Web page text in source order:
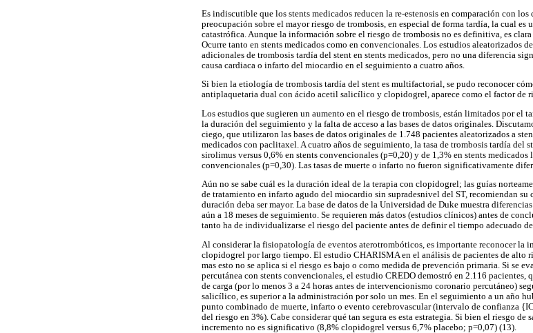
Es indiscutible que los stents medicados reducen la re-estenosis en comparación con
preocupación sobre el mayor riesgo de trombosis, en especial de forma tardía, la cual
catastrófica. Aunque la información sobre el riesgo de trombosis no es definitiva, es
Ocurre tanto en stents medicados como en convencionales. Los estudios aleatorizados
adicionales de trombosis tardía del stent en stents medicados, pero no una diferencia
causa cardiaca o infarto del miocardio en el seguimiento a cuatro años.
Si bien la etiología de trombosis tardía del stent es multifactorial, se pudo reconocer
antiplaquetaria dual con ácido acetil salicílico y clopidogrel, aparece como el factor de
Los estudios que sugieren un aumento en el riesgo de trombosis, están limitados por el
la duración del seguimiento y la falta de acceso a las bases de datos originales.
ciego, que utilizaron las bases de datos originales de 1.748 pacientes aleatorizados a
medicados con paclitaxel. A cuatro años de seguimiento, la tasa de trombosis tardía del
sirolimus versus 0,6% en stents convencionales (p=0,20) y de 1,3% en stents
convencionales (p=0,30). Las tasas de muerte o infarto no fueron significativamente
Aún no se sabe cuál es la duración ideal de la terapia con clopidogrel; las guías
de tratamiento en infarto agudo del miocardio sin supradesnivel del ST, recomiendan su
duración deba ser mayor. La base de datos de la Universidad de Duke muestra
aún a 18 meses de seguimiento. Se requieren más datos (estudios clínicos) antes de
tanto ha de individualizarse el riesgo del paciente antes de definir el tiempo adecuado
Al considerar la fisiopatología de eventos aterotrombóticos, es importante reconocer
clopidogrel por largo tiempo. El estudio CHARISMA en el análisis de pacientes de alto
mas esto no se aplica si el riesgo es bajo o como medida de prevención primaria. Si se
percutánea con stents convencionales, el estudio CREDO demostró en 2.116
de carga (por lo menos 3 a 24 horas antes de intervencionismo coronario percutáneo)
salicílico, es superior a la administración por solo un mes. En el seguimiento a un año
punto combinado de muerte, infarto o evento cerebrovascular (intervalo de confianza
del riesgo en 3%). Cabe considerar qué tan segura es esta estrategia. Si bien el riesgo de
incremento no es significativo (8,8% clopidogrel versus 6,7% placebo; p=0,07) (13).